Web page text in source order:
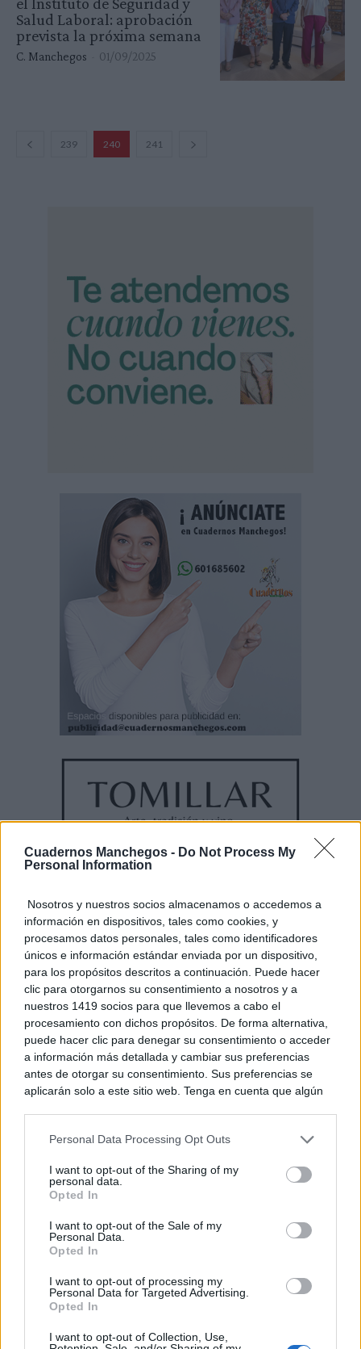
Cuadernos Manchegos - Do Not Process My
Personal Information
Nosotros y nuestros socios almacenamos o accedemos a
información en dispositivos, tales como cookies, y
procesamos datos personales, tales como identificadores
únicos e información estándar enviada por un dispositivo,
para los propósitos descritos a continuación. Puede hacer
clic para otorgarnos su consentimiento a nosotros y a
nuestros 1419 socios para que llevemos a cabo el
procesamiento con dichos propósitos. De forma alternativa,
puede hacer clic para denegar su consentimiento o acceder
a información más detallada y cambiar sus preferencias
antes de otorgar su consentimiento. Sus preferencias se
aplicarán solo a este sitio web. Tenga en cuenta que algún
rechazar tal procesamiento. Puede cambiar sus preferencias
a este sitio y haciendo clic en el botón "Privacidad" en la
parte inferior de la página web.
Please note that this website/app uses one or more Google
services and may gather and store information including but
not limited to your visit or usage behaviour. You may click to
use your data for below specified purposes in below Google
consent section.
Personal Data Processing Opt Outs
I want to opt-out of the Sharing of my
personal data.
Opted In
I want to opt-out of the Sale of my
Personal Data.
Opted In
I want to opt-out of processing my
Personal Data for Targeted Advertising.
Opted In
I want to opt-out of Collection, Use,
Salud Laboral: aprobación
prevista la próxima semana
C. Manchegos 01/09/2025
239 240 241